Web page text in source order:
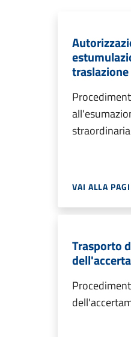
traslazione
VAI ALLA
Trasporto